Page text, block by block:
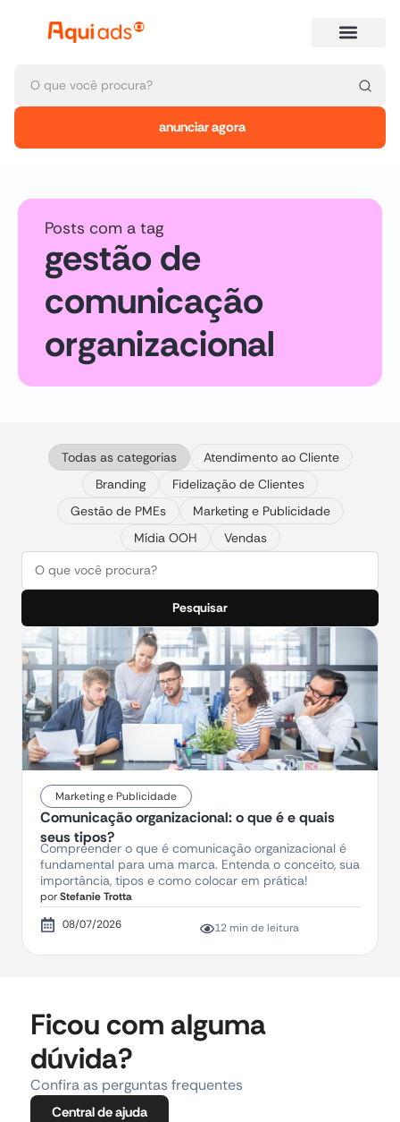
anunciar agora
Posts com a tag
gestão de
comunicação
organizacional
Todas as categorias
Atendimento ao Cliente
Branding
Fidelização de Clientes
Gestão de PMEs
Marketing e Publicidade
Mídia OOH
Vendas
Pesquisar
Marketing e Publicidade
Comunicação organizacional: o que é e quais
seus tipos?
Compreender o que é comunicação organizacional é
fundamental para uma marca. Entenda o conceito, sua
importância, tipos e como colocar em prática!
porStefanie Trotta
08/07/2026
12 min de leitura
Ficou com alguma
dúvida?
Confira as perguntas frequentes
Central de ajuda